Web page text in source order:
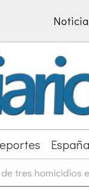
España
tres homicidios